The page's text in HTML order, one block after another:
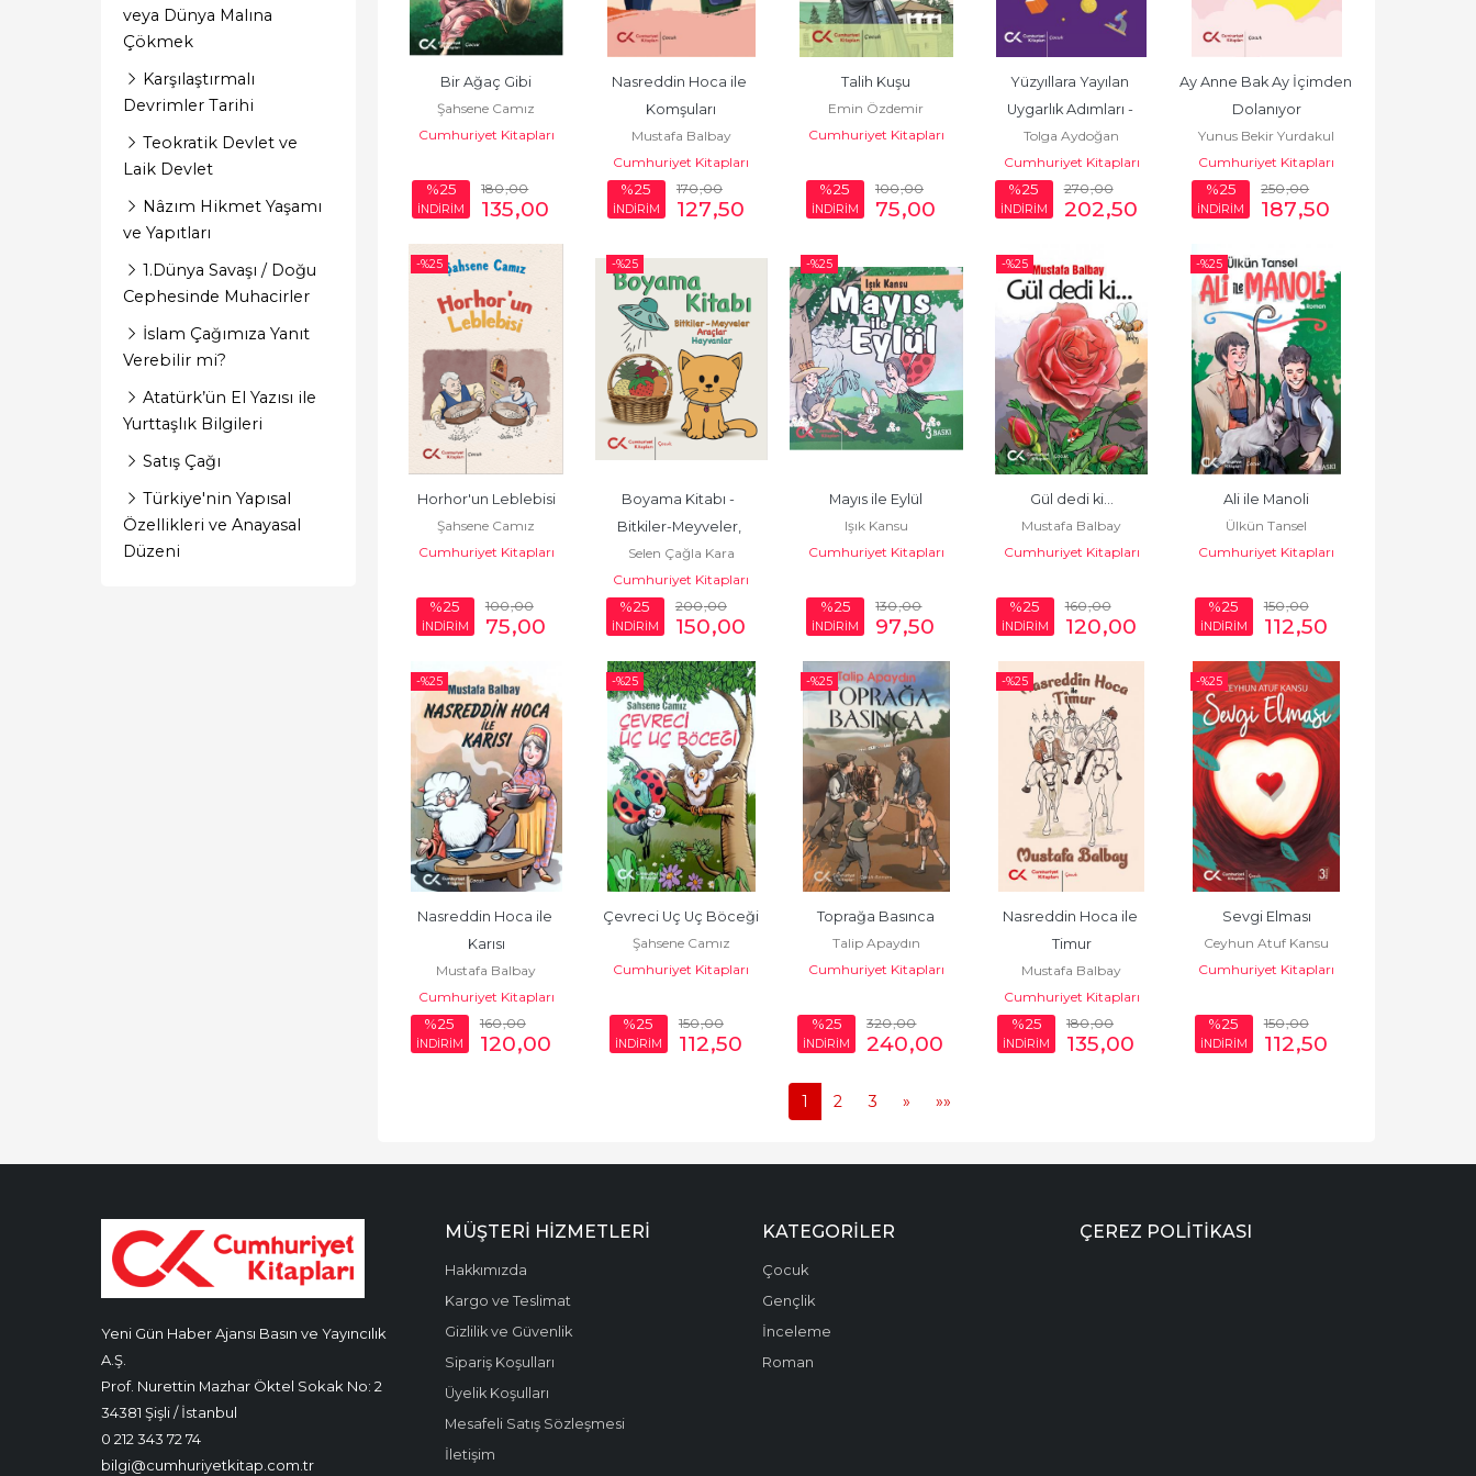
Edebiyat- Eleştiri
Fabl - Gülmece
Gençlik
Gezi deneme
Gezi İnceleme
Gezi-İnceleme
Güncel Araştırma
Hiciv- mizah
Hikaye
İnceleme
İnceleme - Felsefe
Siyasi Tarih
Söyleşi
Spor
Tarih
Tiyatro
veya Dünya Malına
Çökmek
Karşılaştırmalı
Devrimler Tarihi
Teokratik Devlet ve
Laik Devlet
Nâzım Hikmet Yaşamı
ve Yapıtları
1.Dünya Savaşı / Doğu
Cephesinde Muhacirler
İslam Çağımıza Yanıt
Verebilir mi?
Atatürk’ün El Yazısı ile
Yurttaşlık Bilgileri
Satış Çağı
Türkiye'nin Yapısal
Özellikleri ve Anayasal
Düzeni
Bir Ağaç Gibi
Şahsene Camız
Cumhuriyet Kitapları
%25
İNDİRİM
180,00
135,00
Nasreddin Hoca ile
Komşuları
Mustafa Balbay
Cumhuriyet Kitapları
%25
İNDİRİM
170,00
127,50
Talih Kuşu
Emin Özdemir
Cumhuriyet Kitapları
%25
İNDİRİM
100,00
75,00
Yüzyıllara Yayılan
Uygarlık Adımları -
İnsanlığı Yücelten
Buluşlar
Tolga Aydoğan
Cumhuriyet Kitapları
%25
İNDİRİM
270,00
202,50
Ay Anne Bak Ay İçimden
Dolanıyor
Yunus Bekir Yurdakul
Cumhuriyet Kitapları
%25
İNDİRİM
250,00
187,50
-%25
Horhor'un Leblebisi
Şahsene Camız
Cumhuriyet Kitapları
%25
İNDİRİM
100,00
75,00
-%25
Boyama Kitabı -
Bitkiler-Meyveler,
Araçlar, Hayvanlar
Selen Çağla Kara
Cumhuriyet Kitapları
%25
İNDİRİM
200,00
150,00
-%25
Mayıs ile Eylül
Işık Kansu
Cumhuriyet Kitapları
%25
İNDİRİM
130,00
97,50
-%25
Gül dedi ki...
Mustafa Balbay
Cumhuriyet Kitapları
%25
İNDİRİM
160,00
120,00
-%25
Ali ile Manoli
Ülkün Tansel
Cumhuriyet Kitapları
%25
İNDİRİM
150,00
112,50
-%25
Nasreddin Hoca ile
Karısı
Mustafa Balbay
Cumhuriyet Kitapları
%25
İNDİRİM
160,00
120,00
-%25
Çevreci Uç Uç Böceği
Şahsene Camız
Cumhuriyet Kitapları
%25
İNDİRİM
150,00
112,50
-%25
Toprağa Basınca
Talip Apaydın
Cumhuriyet Kitapları
%25
İNDİRİM
320,00
240,00
-%25
Nasreddin Hoca ile
Timur
Mustafa Balbay
Cumhuriyet Kitapları
%25
İNDİRİM
180,00
135,00
-%25
Sevgi Elması
Ceyhun Atuf Kansu
Cumhuriyet Kitapları
%25
İNDİRİM
150,00
112,50
1 2 3 » »»
Yeni Gün Haber Ajansı Basın ve Yayıncılık
A.Ş.
Prof. Nurettin Mazhar Öktel Sokak No: 2
34381 Şişli / İstanbul
0 212 343 72 74
bilgi@cumhuriyetkitap.com.tr
MÜŞTERI HIZMETLERI
Hakkımızda
Kargo ve Teslimat
Gizlilik ve Güvenlik
Sipariş Koşulları
Üyelik Koşulları
Mesafeli Satış Sözleşmesi
İletişim
KATEGORILER
Çocuk
Gençlik
İnceleme
Roman
ÇEREZ POLITIKASI